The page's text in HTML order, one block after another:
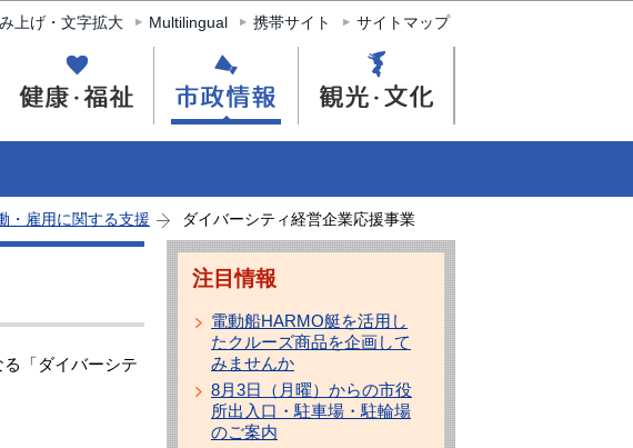
上げ・文字拡大 Multilingual 携帯サイト サイトマップ
・雇用に関する支援 ダイバーシティ経営企業応援事業
「ダイバーシテ
注目情報
電動船HARMO艇を活用し
たクルーズ商品を企画して
みませんか
8月3日（月曜）からの市役
所出入口・駐車場・駐輪場
のご案内